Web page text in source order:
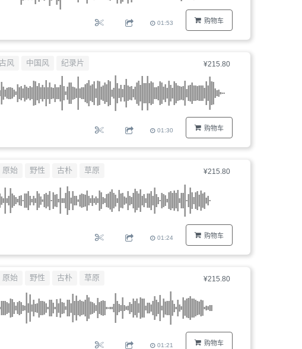
购物车
01:53
¥215.80
购物车
风 中国风 纪录片
01:30
¥215.80
购物车
原始 野性 古朴 草原
01:24
¥215.80
购物车
原始 野性 古朴 草原
01:21